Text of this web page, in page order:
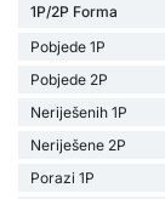
1P/2P Forma
Pobjede 1P
Pobjede 2P
Neriješenih 1P
Neriješene 2P
Porazi 1P